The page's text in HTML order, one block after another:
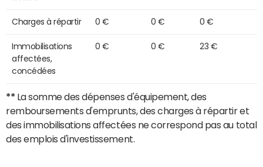
Charges à répartir 0 € 0 € 0 €
Immobilisations
affectées,
concédées
0 € 0 € 23 €
** La somme des dépenses d'équipement, des
remboursements d'emprunts, des charges à répartir et
des immobilisations affectées ne correspond pas au total
des emplois d'investissement.